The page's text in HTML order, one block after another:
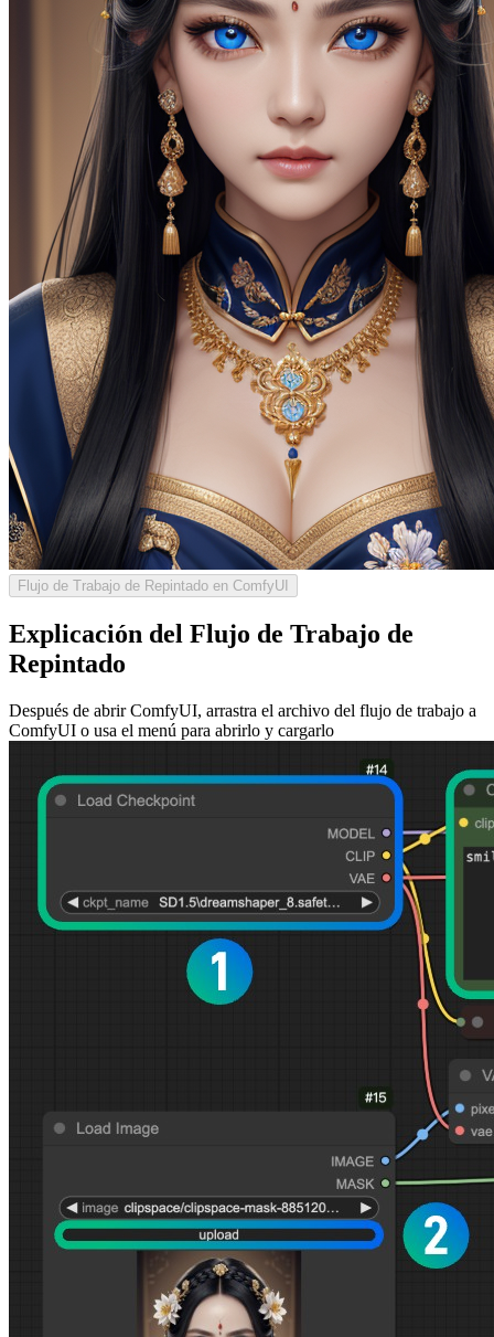
Flujo de Trabajo de Repintado en ComfyUI
Explicación del Flujo de Trabajo de
Repintado
Después de abrir ComfyUI, arrastra el archivo del flujo de trabajo a
ComfyUI o usa el menú para abrirlo y cargarlo